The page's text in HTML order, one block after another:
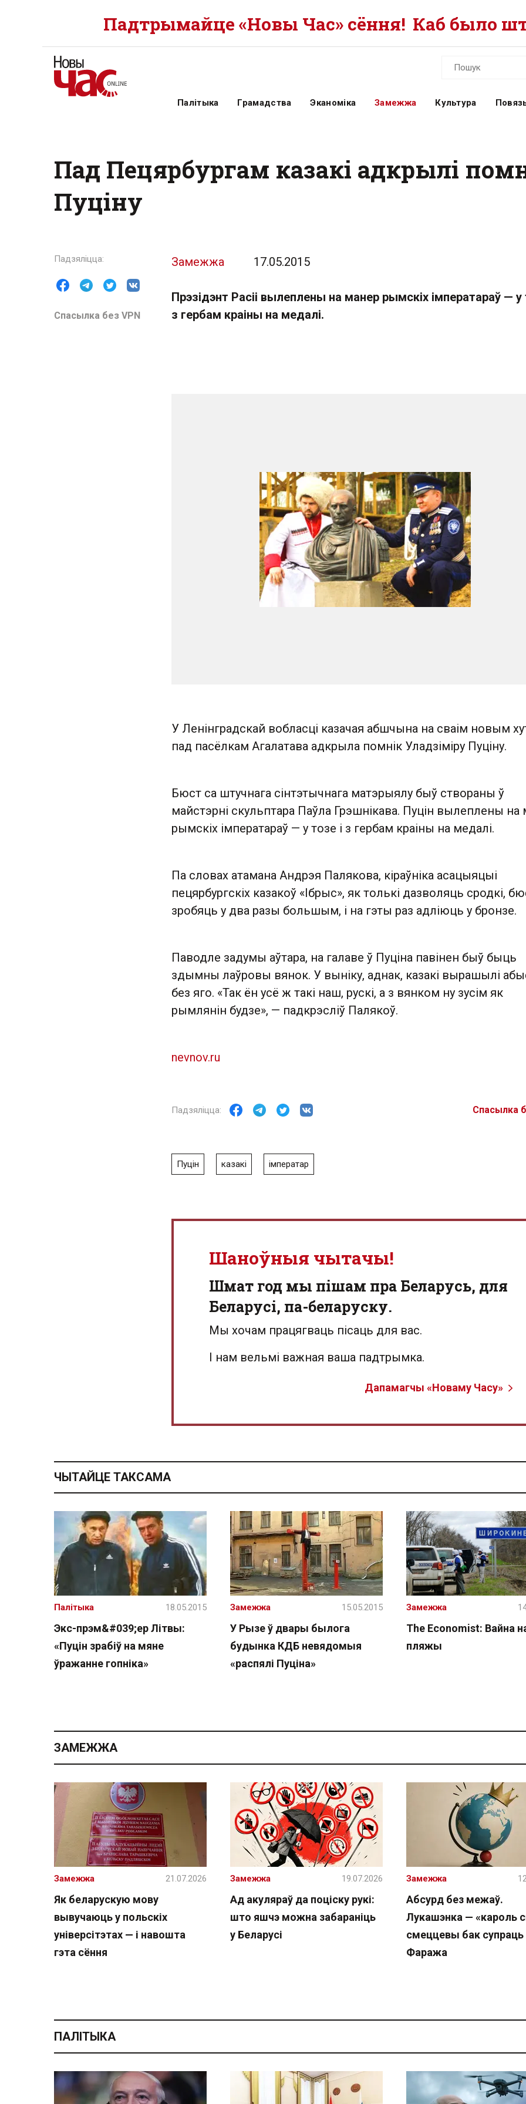
Падтрымайце «Новы Час» сёння! Каб было
Палітыка Грамадства Эканоміка Замежжа Культура
Пад Пецярбургам казакі адкрылі
Пуціну
Спасылка без VPN
Замежжа 17.05.2015
Прэзідэнт Расіі вылеплены на манер рымскіх імператараў — у
з гербам краіны на медалі.
У Ленінградскай вобласці казачая абшчына на сваім новым
пад пасёлкам Агалатава адкрыла помнік Уладзіміру Пуціну.
Бюст са штучнага сінтэтычнага матэрыялу быў створаны ў
майстэрні скульптара Паўла Грэшнікава. Пуцін вылеплены на
рымскіх імператараў — у тозе і з гербам краіны на медалі.
Па словах атамана Андрэя Палякова, кіраўніка асацыяцыі
пецярбургскіх казакоў «Ібрыс», як толькі дазволяць сродкі,
зробяць у два разы большым, і на гэты раз адліюць у бронзе.
Паводле задумы аўтара, на галаве ў Пуціна павінен быў быць
здымны лаўровы вянок. У выніку, аднак, казакі вырашылі
без яго. «Так ён усё ж такі наш, рускі, а з вянком ну зусім як
рымлянін будзе», — падкрэсліў Палякоў.
nevnov.ru
Спасылка
Пуцін казакі імператар
Шаноўныя чытачы!
Шмат год мы пішам пра Беларусь, для
Беларусі, па-беларуску.
Мы хочам працягваць пісаць для вас.
І нам вельмі важная ваша падтрымка.
Дапамагчы «Новаму Часу»
ЧЫТАЙЦЕ ТАКСАМА
Экс-прэм&#039;ер Літвы:
«Пуцін зрабіў на мяне
ўражанне гопніка»
Палітыка 18.05.2015
У Рызе ў двары былога
будынка КДБ невядомыя
«распялі Пуціна»
Замежжа 15.05.2015
The Economist: Вайна
пляжы
Замежжа
ЗАМЕЖЖА
Як беларускую мову
вывучаюць у польскіх
універсітэтах — і навошта
гэта сёння
Замежжа 21.07.2026
Ад акуляраў да поціску рукі:
што яшчэ можна забараніць
у Беларусі
Замежжа 19.07.2026
Абсурд без межаў.
Лукашэнка — «кароль
смеццевы бак супраць
Фаража
Замежжа
ПАЛІТЫКА